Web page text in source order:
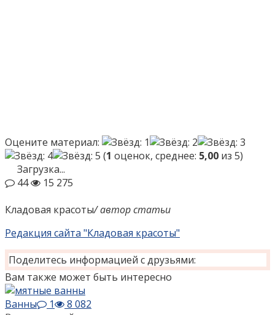
Оцените материал:
(1 оценок, среднее: 5,00 из 5)
Загрузка...
44
15 275
Кладовая красоты/ автор статьи
Редакция сайта "Кладовая красоты"
Поделитесь информацией с друзьями:
Вам также может быть интересно
Ванны
1
8 082